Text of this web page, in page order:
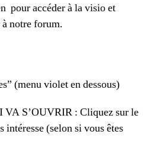
pour accéder à la visio et
à notre forum.
(menu violet en dessous)
VA S’OUVRIR : Cliquez sur le
intéresse (selon si vous êtes